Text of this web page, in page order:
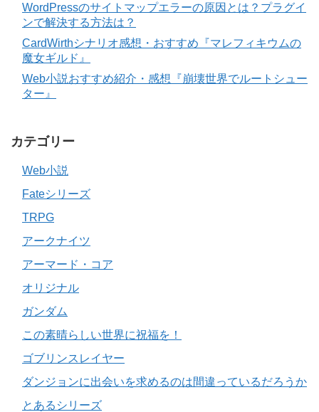
WordPressのサイトマップエラーの原因とは？プラグイ
ンで解決する方法は？
CardWirthシナリオ感想・おすすめ『マレフィキウムの
魔女ギルド』
Web小説おすすめ紹介・感想『崩壊世界でルートシュー
ター』
カテゴリー
Web小説
Fateシリーズ
TRPG
アークナイツ
アーマード・コア
オリジナル
ガンダム
この素晴らしい世界に祝福を！
ゴブリンスレイヤー
ダンジョンに出会いを求めるのは間違っているだろうか
とあるシリーズ